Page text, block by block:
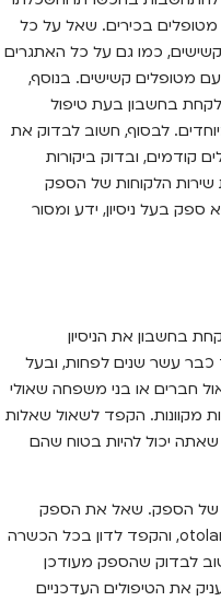
מטופלים בכירים. שאל על כל
קשישים, כמו גם על כל האתגרים
מטופלים קשישים. בנוסף,
לקחת בחשבון בעת טיפול
לבסוף, חשוב לבדוק את
קודמים, ובדוק ביקורות
שירות הלקוחות של הספק
ספק בעל ניסיון, ידע ומסור
בחשבון את הניסיון
עשר שנים לפחות, ובעל
חברים או בני משפחה שאולי
מקוונות. הקפד לשאול שאלות
שאתה יכול להיות בטוח שהם
של הספק. שאל את הספק
שאלות לגבי ההבנה שלהם ב-otolaryngology, והקפד לדון בכל הכשרה
לבדוק שהספק מעודכן
את הטיפולים העדכניים